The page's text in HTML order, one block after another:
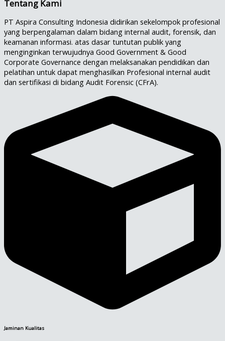
Tentang Kami
PT Aspira Consulting Indonesia didirikan sekelompok profesional
yang berpengalaman dalam bidang internal audit, forensik, dan
keamanan informasi. atas dasar tuntutan publik yang
menginginkan terwujudnya Good Government & Good
Corporate Governance dengan melaksanakan pendidikan dan
pelatihan untuk dapat menghasilkan Profesional internal audit
dan sertifikasi di bidang Audit Forensic (CFrA).
Jaminan Kualitas